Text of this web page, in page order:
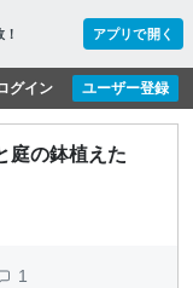
アプリで開く
ユーザー登録
グイン
庭の鉢植えた
1